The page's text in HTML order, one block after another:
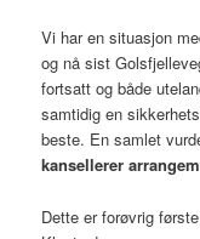
Vi har en situasjon
og nå sist
fortsatt og både
samtidig en
beste. En samlet
kansellerer
Dette er forøvrig